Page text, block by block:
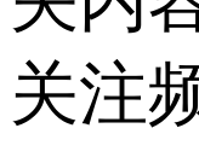
关注